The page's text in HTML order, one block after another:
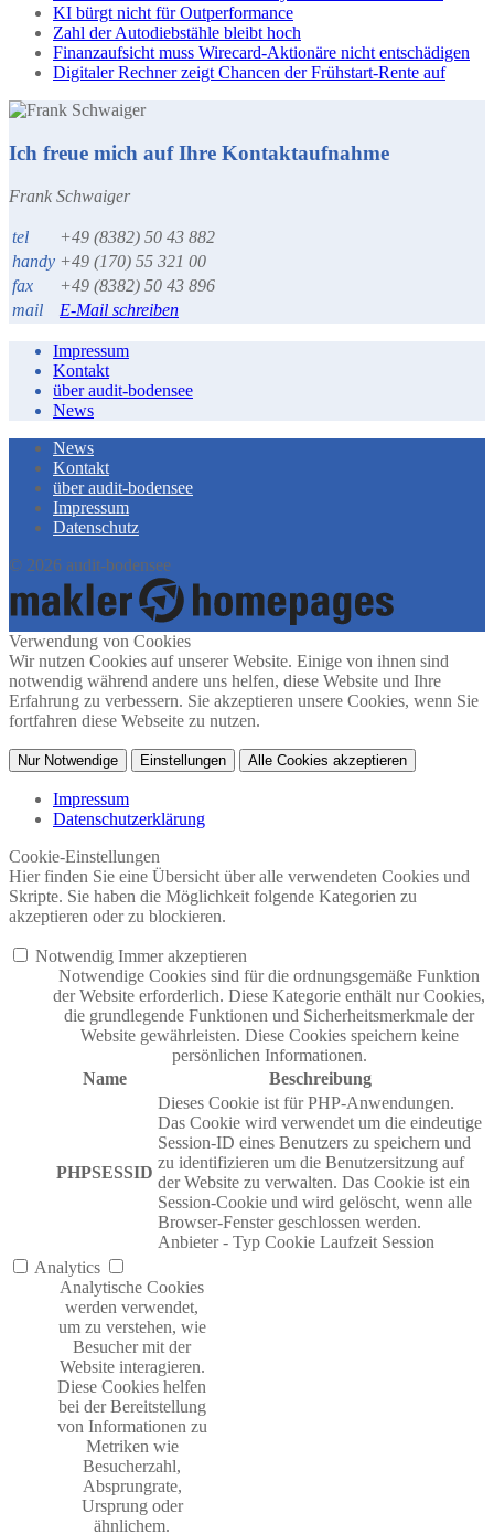
KI bürgt nicht für Outperformance
Zahl der Autodiebstähle bleibt hoch
Finanzaufsicht muss Wirecard-Aktionäre nicht entschädigen
Digitaler Rechner zeigt Chancen der Frühstart-Rente auf
Ich freue mich auf Ihre Kontaktaufnahme
Frank Schwaiger
tel
+49 (8382) 50 43 882
handy +49 (170) 55 321 00
fax
+49 (8382) 50 43 896
mail
E-Mail schreiben
Impressum
Kontakt
über audit-bodensee
News
News
Kontakt
über audit-bodensee
Impressum
Datenschutz
© 2026 audit-bodensee
Verwendung von Cookies
Wir nutzen Cookies auf unserer Website. Einige von ihnen sind
notwendig während andere uns helfen, diese Website und Ihre
Erfahrung zu verbessern. Sie akzeptieren unsere Cookies, wenn Sie
fortfahren diese Webseite zu nutzen.
Nur Notwendige Einstellungen Alle Cookies akzeptieren
Impressum
Datenschutzerklärung
Cookie-Einstellungen
Hier finden Sie eine Übersicht über alle verwendeten Cookies und
Skripte. Sie haben die Möglichkeit folgende Kategorien zu
akzeptieren oder zu blockieren.
Notwendig Immer akzeptieren
Notwendige Cookies sind für die ordnungsgemäße Funktion
der Website erforderlich. Diese Kategorie enthält nur Cookies,
die grundlegende Funktionen und Sicherheitsmerkmale der
Website gewährleisten. Diese Cookies speichern keine
persönlichen Informationen.
Name
Beschreibung
PHPSESSID
Dieses Cookie ist für PHP-Anwendungen.
Das Cookie wird verwendet um die eindeutige
Session-ID eines Benutzers zu speichern und
zu identifizieren um die Benutzersitzung auf
der Website zu verwalten. Das Cookie ist ein
Session-Cookie und wird gelöscht, wenn alle
Browser-Fenster geschlossen werden.
Anbieter - Typ Cookie Laufzeit Session
Analytics
Analytische Cookies
werden verwendet,
um zu verstehen, wie
Besucher mit der
Website interagieren.
Diese Cookies helfen
bei der Bereitstellung
von Informationen zu
Metriken wie
Besucherzahl,
Absprungrate,
Ursprung oder
ähnlichem.